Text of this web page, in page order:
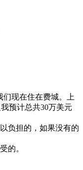
们现在住在费城。上
预计总共30万美元
负担的，如果没有的
的。